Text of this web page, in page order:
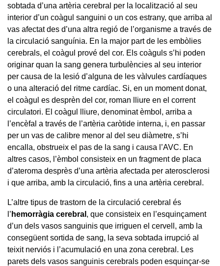
sobtada d’una artèria cerebral per la localització al seu
interior d’un coàgul sanguini o un cos estrany, que arriba al
vas afectat des d’una altra regió de l’organisme a través de
la circulació sanguínia. En la major part de les embòlies
cerebrals, el coàgul prové del cor. Els coàguls s’hi poden
originar quan la sang genera turbulències al seu interior
per causa de la lesió d’alguna de les vàlvules cardíaques
o una alteració del ritme cardíac. Si, en un moment donat,
el coàgul es desprèn del cor, roman lliure en el corrent
circulatori. El coàgul lliure, denominat èmbol, arriba a
l’encèfal a través de l’artèria caròtide interna, i, en passar
per un vas de calibre menor al del seu diàmetre, s’hi
encalla, obstrueix el pas de la sang i causa l’AVC. En
altres casos, l’èmbol consisteix en un fragment de placa
d’ateroma desprès d’una artèria afectada per aterosclerosi
i que arriba, amb la circulació, fins a una artèria cerebral.
L’altre tipus de trastorn de la circulació cerebral és
l’ hemorràgia cerebral , que consisteix en l’esquinçament
d’un dels vasos sanguinis que irriguen el cervell, amb la
consegüent sortida de sang, la seva sobtada irrupció al
teixit nerviós i l’acumulació en una zona cerebral. Les
parets dels vasos sanguinis cerebrals poden esquinçar-se